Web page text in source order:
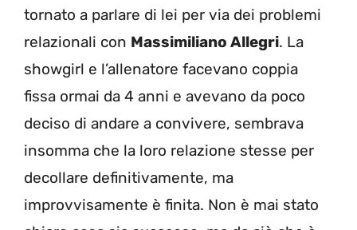
tornato a parlare di lei per via dei problemi
relazionali con Massimiliano Allegri. La
showgirl e l’allenatore facevano coppia
fissa ormai da 4 anni e avevano da poco
deciso di andare a convivere, sembrava
insomma che la loro relazione stesse per
decollare definitivamente, ma
improvvisamente è finita. Non è mai stato